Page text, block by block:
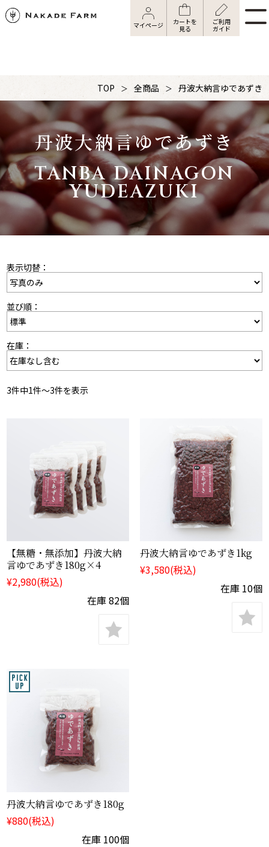
マイページ
カートを
見る
ご利用
ガイド
TOP 全商品 丹波大納言ゆであずき
丹波大納言ゆであずき
TANBA DAINAGON
YUDEAZUKI
表示切替：
並び順：
在庫：
3件中1件～3件を表示
【無糖・無添加】丹波大納
言ゆであずき180g×4
¥2,980(税込)
在庫 82個
丹波大納言ゆであずき1kg
¥3,580(税込)
在庫 10個
丹波大納言ゆであずき180g
¥880(税込)
在庫 100個